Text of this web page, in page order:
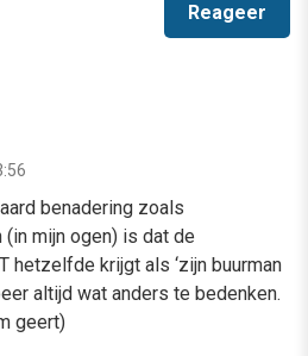
benadering zoals
mijn ogen) is dat de
hetzelfde krijgt als ‘zijn buurman
altijd wat anders te bedenken.
geert)